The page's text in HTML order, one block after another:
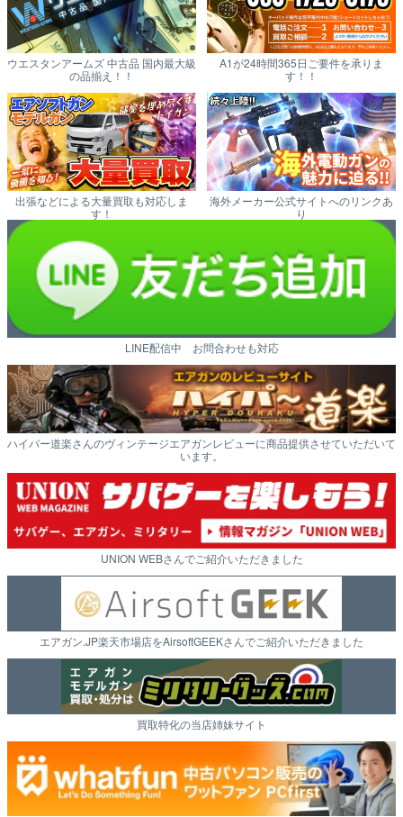
ウエスタンアームズ 中古品 国内最大級
の品揃え！！
A1が24時間365日ご要件を承りま
す！！
出張などによる大量買取も対応しま
す！
海外メーカー公式サイトへのリンクあ
り
LINE配信中 お問合わせも対応
ハイパー道楽さんのヴィンテージエアガンレビューに商品提供させていただいて
います。
UNION WEBさんでご紹介いただきました
エアガン.JP楽天市場店をAirsoftGEEKさんでご紹介いただきました
買取特化の当店姉妹サイト